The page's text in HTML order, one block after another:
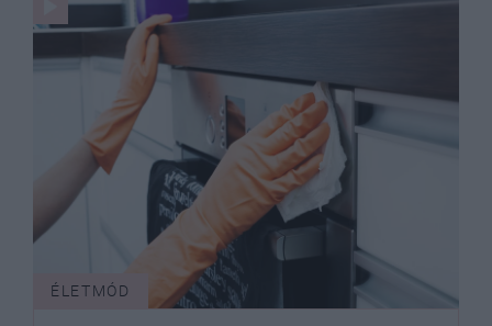
ÉLETMÓD